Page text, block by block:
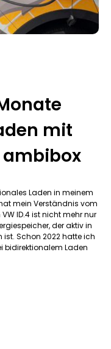
mit
ambibox
Laden in meinem
mein Verständnis vom
ID.4 ist nicht mehr nur
der aktiv in
Schon 2022 hatte ich
bidirektionalem Laden